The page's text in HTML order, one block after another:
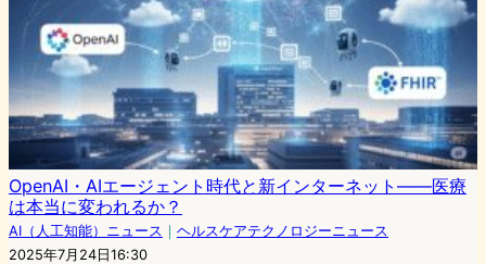
OpenAI・AIエージェント時代と新インターネット――医療
は本当に変われるか？
AI（人工知能）ニュース ｜ ヘルスケアテクノロジーニュース
2025年7月24日16:30